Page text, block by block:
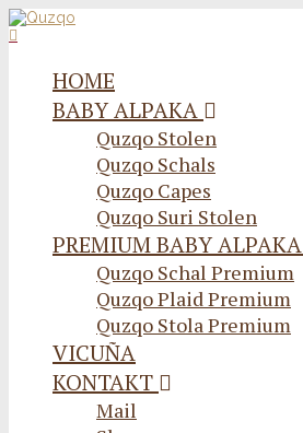
HOME
BABY ALPAKA
Quzqo Stolen
Quzqo Schals
Quzqo Capes
Quzqo Suri Stolen
PREMIUM BABY ALPAKA
Quzqo Schal Premium
Quzqo Plaid Premium
Quzqo Stola Premium
VICUÑA
KONTAKT
Mail